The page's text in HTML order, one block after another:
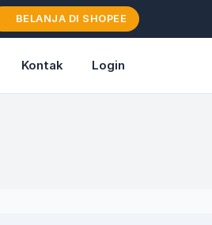
BELANJA DI SHOPEE
Kontak Login